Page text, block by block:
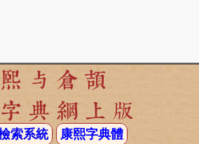
与倉頡
典網上版
索系統 康熙字典體